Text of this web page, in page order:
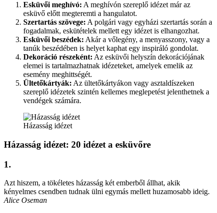
Esküvői meghívó: A meghívón szereplő idézet már az
esküvő előtt megteremti a hangulatot.
Szertartás szövege: A polgári vagy egyházi szertartás során a
fogadalmak, eskütételek mellett egy idézet is elhangozhat.
Esküvői beszédek: Akár a vőlegény, a menyasszony, vagy a
tanúk beszédében is helyet kaphat egy inspiráló gondolat.
Dekoráció részeként: Az esküvői helyszín dekorációjának
elemei is tartalmazhatnak idézeteket, amelyek emelik az
esemény meghittségét.
Ültetőkártyák: Az ültetőkártyákon vagy asztaldíszeken
szereplő idézetek szintén kellemes meglepetést jelenthetnek a
vendégek számára.
Házasság idézet
Házasság idézet: 20 idézet a esküvőre
1.
Azt hiszem, a tökéletes házasság két emberből állhat, akik
kényelmes csendben tudnak ülni egymás mellett huzamosabb ideig.
Alice Oseman